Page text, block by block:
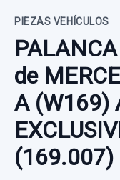
PIEZAS VEHÍCULOS
de
A (W169)
(169.007)